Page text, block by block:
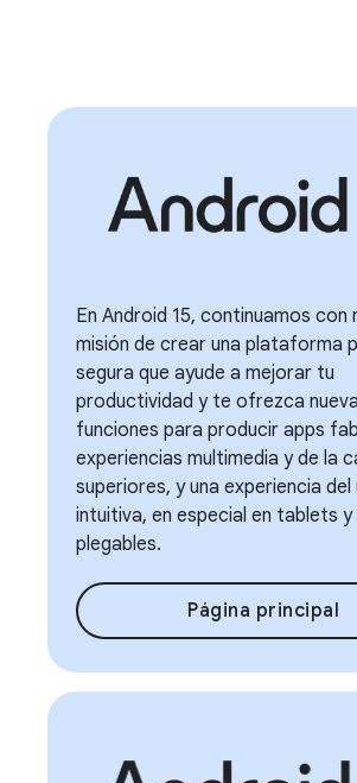
En Android 15, continuamos con
misión de crear una plataforma
segura que ayude a mejorar tu
productividad y te ofrezca
funciones para producir apps
experiencias multimedia y de la
superiores, y una experiencia del
intuitiva, en especial en tablets
plegables.
Página principal